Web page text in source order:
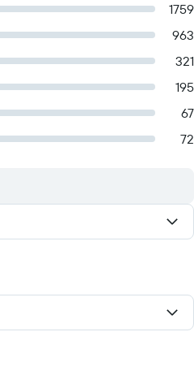
1759
963
321
195
67
72